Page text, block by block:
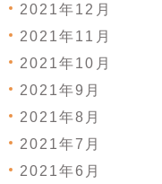
2021年12月
2021年11月
2021年10月
2021年9月
2021年8月
2021年7月
2021年6月